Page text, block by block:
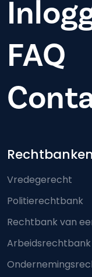
FAQ
Footer-
Rechtbanken
Vredegerecht
Politierechtbank
Rechtbank van
Arbeidsrechtbank